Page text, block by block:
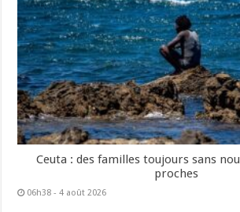
Ceuta : des familles toujours sans
proches
06h38 - 4 août 2026